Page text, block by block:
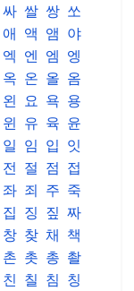
싸 쌀 쌍 쏘
애 액 앰 야
엑 엔 엠 엥
옥 온 올 옴
왼 요 욕 용
윈 유 육 윤
일 임 입 잇
전 절 점 접
좌 죄 주 죽
집 징 짚 짜
창 찾 채 책
촌 촛 총 촬
친 칠 침 칭